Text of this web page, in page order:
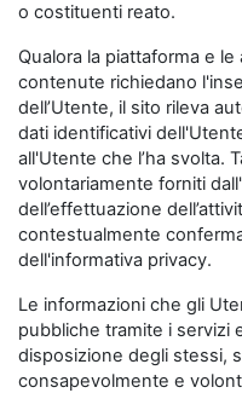
o costituenti reato.
Qualora la piattaforma e
contenute richiedano
dell’Utente, il sito rileva
dati identificativi
all'Utente che l’ha svolta.
volontariamente forniti
dell’effettuazione
contestualmente
dell'informativa privacy.
Le informazioni che gli
pubbliche tramite i servizi
disposizione degli stessi,
consapevolmente e